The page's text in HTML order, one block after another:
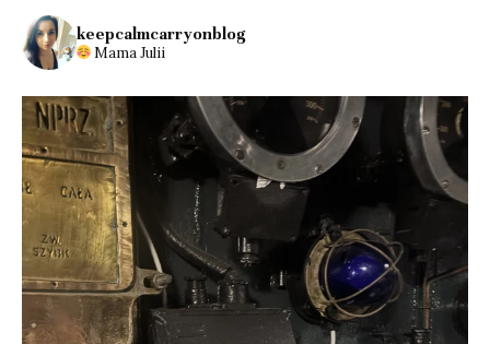
keepcalmcarryonblog
Mama Julii